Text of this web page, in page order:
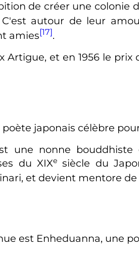
de créer une colonie
C'est autour de leur
amies[17].
Artigue, et en 1956 le prix
poète japonais célèbre
une nonne
du XIXe siècle du
et devient mentore de
est Enheduanna, une